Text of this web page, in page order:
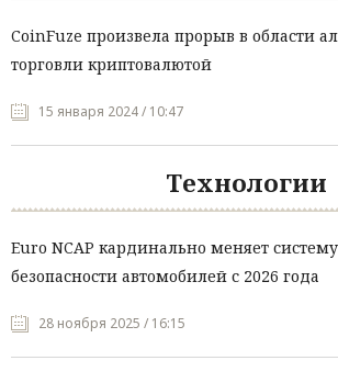
CoinFuze произвела прорыв в области
торговли криптовалютой
15 января 2024 / 10:47
Технологии
Euro NCAP кардинально меняет
безопасности автомобилей с 2026 года
28 ноября 2025 / 16:15